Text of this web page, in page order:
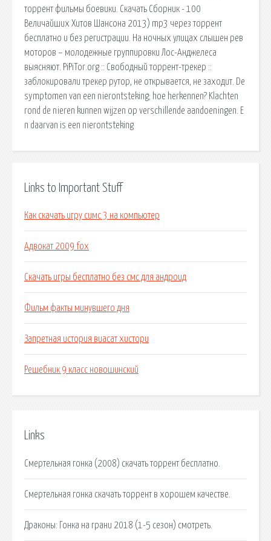
торрент фильмы боевики. Скачать Сборник - 100
Величайших Хитов Шансона 2013) mp3 через торрент
бесплатно и без регистрации. На ночных улицах слышен рев
моторов – молодежные группировки Лос-Анджелеса
выясняют. PiPiTor.org :: Свободный торрент-трекер ::
заблокировали трекер рутор, не открывается, не заходит. De
symptomen van een nierontsteking; hoe herkennen? Klachten
rond de nieren kunnen wijzen op verschillende aandoeningen. E
n daarvan is een nierontsteking
Links to Important Stuff
Как скачать игру симс 3 на компьютер
Адвокат 2009 fox
Скачать игры бесплатно без смс для андроид
Фильм факты минувшего дня
Запретная история виасат хистори
Решебник 9 класс новошинский
Links
Смертельная гонка (2008) скачать торрент бесплатно.
Смертельная гонка скачать торрент в хорошем качестве.
Драконы: Гонка на грани 2018 (1-5 сезон) смотреть.